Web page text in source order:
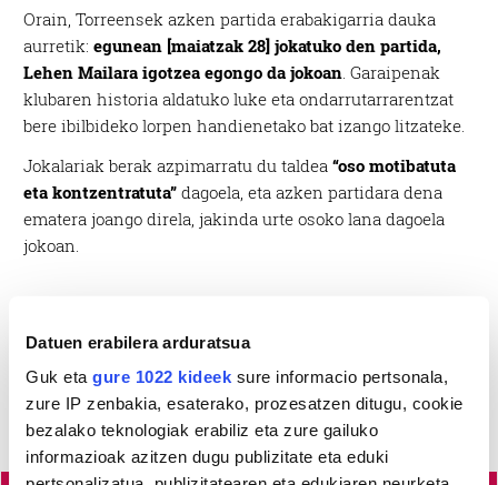
Datuen erabilera arduratsua
Guk eta gure 1022 kideek sure informacio pertsonala,
zure IP zenbakia, esaterako, prozesatzen ditugu, cookie
bezalako teknologiak erabiliz eta zure gailuko
informazioak azitzen dugu publizitate eta eduki
Orain, Torreensek azken partida erabakigarria dauka
aurretik:egunean [maiatzak 28] jokatuko den partida,
Lehen Mailara igotzea egongo da jokoan . Garaipenak
klubaren historia aldatuko luke eta ondarrutarrarentzat
bere ibilbideko lorpen handienetako bat izango litzateke.
Jokalariak berak azpimarratu du taldea“oso motibatuta
eta kontzentratuta” dagoela, eta azken partidara dena
ematera joango direla, jakinda urte osoko lana dagoela
jokoan.